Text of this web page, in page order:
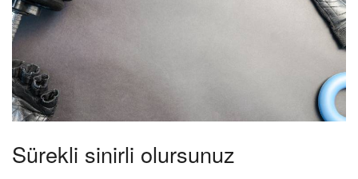
Sürekli sinirli olursunuz